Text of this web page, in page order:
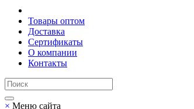
Товары оптом
Доставка
Сертификаты
О компании
Контакты
× Меню сайта